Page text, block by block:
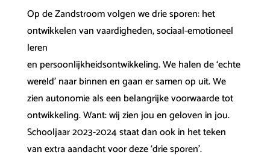
Op de Zandstroom volgen we drie sporen: het
ontwikkelen van vaardigheden, sociaal-emotioneel
leren
en persoonlijkheidsontwikkeling. We halen de ‘echte
wereld’ naar binnen en gaan er samen op uit. We
zien autonomie als een belangrijke voorwaarde tot
ontwikkeling. Want: wij zien jou en geloven in jou.
Schooljaar 2023-2024 staat dan ook in het teken
van extra aandacht voor deze ‘drie sporen’.